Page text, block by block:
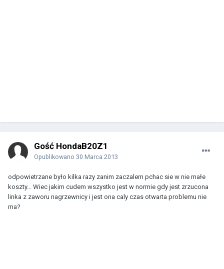
Gość HondaB20Z1
Opublikowano 30 Marca 2013
odpowietrzane było kilka razy zanim zaczalem pchac sie w nie małe
koszty... Wiec jakim cudem wszystko jest w normie gdy jest zrzucona
linka z zaworu nagrzewnicy i jest ona caly czas otwarta problemu nie
ma?